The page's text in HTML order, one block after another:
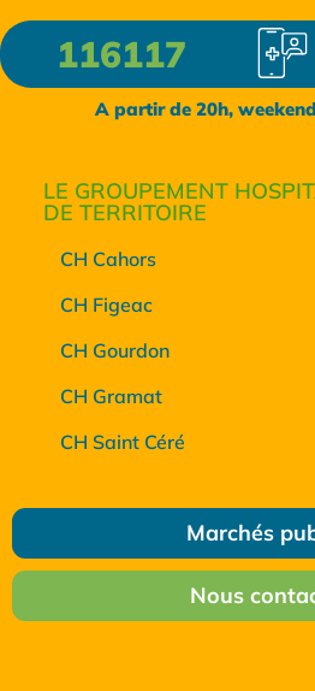
116117
A partir de 20h,
LE GROUPEMENT
DE TERRITOIRE
CH Cahors
CH Figeac
CH Gourdon
CH Gramat
CH Saint Céré
Marchés
Nous